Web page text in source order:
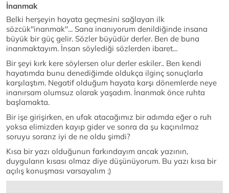
İnanmak
Belki herşeyin hayata geçmesini sağlayan ilk
sözcük''inanmak''... Sana inanıyorum denildiğinde insana
büyük bir güç gelir. Sözler büyüdür derler. Ben de buna
inanmaktayım. İnsan söylediği sözlerden ibaret...
Bir şeyi kırk kere söylersen olur derler eskiler.. Ben kendi
hayatımda bunu denediğimde oldukça ilginç sonuçlarla
karşılaştım. Negatif olduğum hayata karşı dönemlerde neye
inanırsam olumsuz olarak yaşadım. İnanmak önce ruhta
başlamakta.
Bir işe girişirken, en ufak atacağımız bir adımda eğer o ruh
yoksa elimizden kayıp gider ve sonra da şu kaçınılmaz
soruyu sorarız iyi de ne oldu şimdi?
Kısa bir yazı olduğunun farkındayım ancak yazının,
duyguların kısası olmaz diye düşünüyorum. Bu yazı kısa bir
açılış konuşması varsayalım ;)